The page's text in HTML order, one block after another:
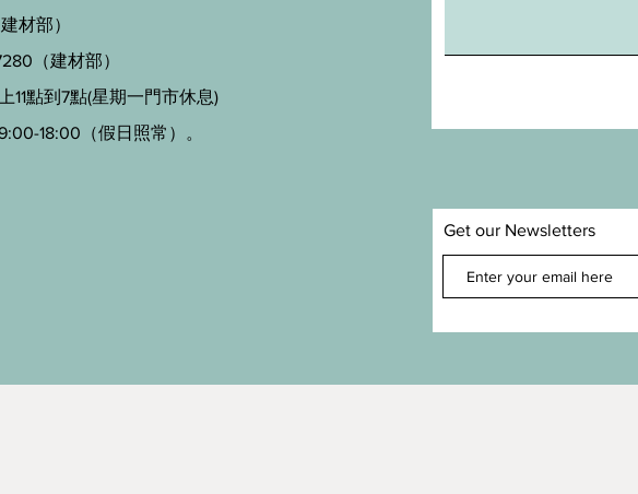
材部）
（建材部）
11點到7點(星期一門市休息)
18:00（假日照常）。
Get our Newsletters